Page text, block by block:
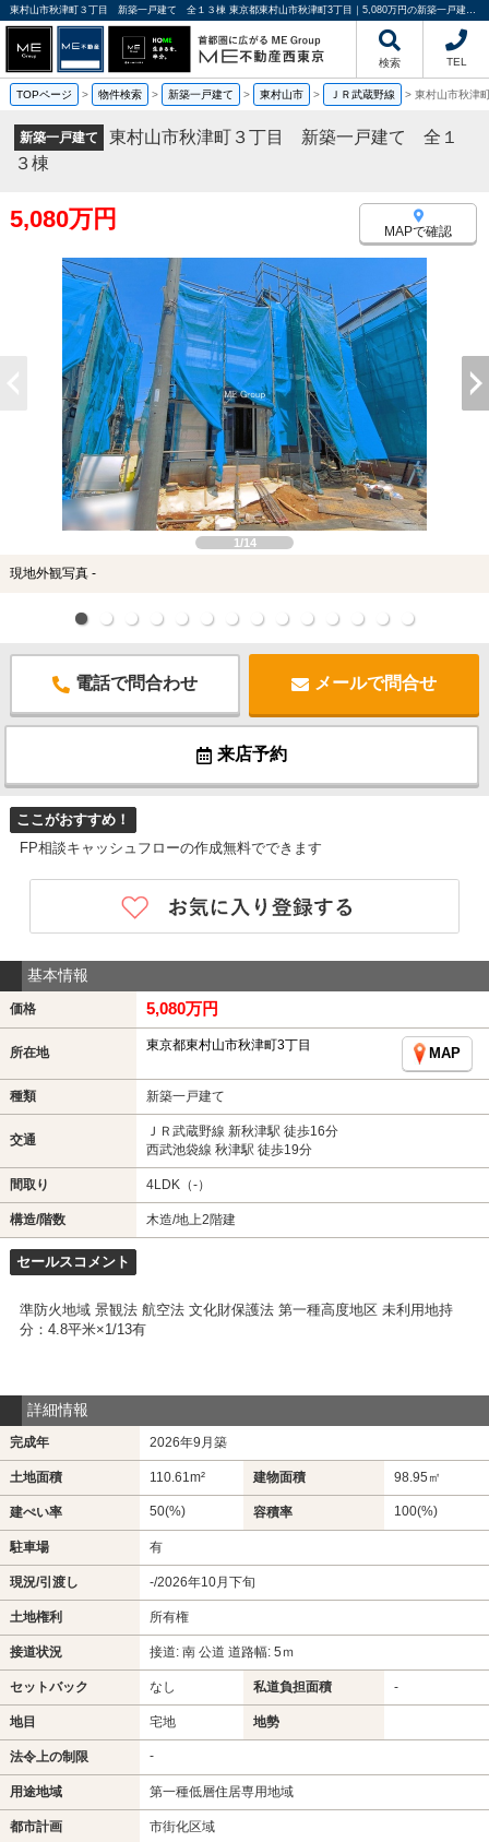
東村山市秋津町３丁目 新築一戸建て 全１３棟 東京都東村山市秋津町3丁目｜5,080万円の新築一戸建て｜分譲住宅や新築物件｜ME不動産西東京
検索 TEL
TOPページ > 物件検索 > 新築一戸建て > 東村山市 > ＪＲ武蔵野線 > 東村山市秋津
新築一戸建て
東村山市秋津町３丁目 新築一戸建て 全１
３棟
5,080万円 MAPで確認
1/14
現地外観写真 -
電話で問合わせ メールで問合せ
来店予約
ここがおすすめ！
FP相談キャッシュフローの作成無料でできます
基本情報
価格 5,080万円
所在地 東京都東村山市秋津町3丁目
MAP
種類 新築一戸建て
交通
ＪＲ武蔵野線 新秋津駅 徒歩16分
西武池袋線 秋津駅 徒歩19分
間取り 4LDK（-）
構造/階数 木造/地上2階建
セールスコメント
準防火地域 景観法 航空法 文化財保護法 第一種高度地区 未利用地持
分：4.8平米×1/13有
詳細情報
完成年 2026年9月築
土地面積 110.61m² 建物面積 98.95㎡
建ぺい率 50(%) 容積率 100(%)
駐車場 有
現況/引渡し -/2026年10月下旬
土地権利 所有権
接道状況 接道: 南 公道 道路幅: 5ｍ
セットバック なし 私道負担面積 -
地目 宅地 地勢
法令上の制限 -
用途地域 第一種低層住居専用地域
都市計画 市街化区域